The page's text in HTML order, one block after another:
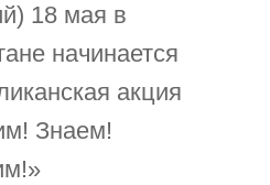
18 мая в
начинается
акция
Знаем!